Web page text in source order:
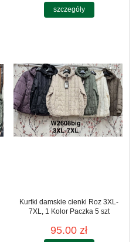
szczegóły
Kurtki damskie cienki Roz 3XL-
7XL, 1 Kolor Paczka 5 szt
95.00 zł